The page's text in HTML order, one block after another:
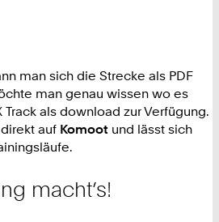
man sich die Strecke als PDF
man genau wissen wo es
als download zur Verfügung.
auf Komoot und lässt sich
macht’s!